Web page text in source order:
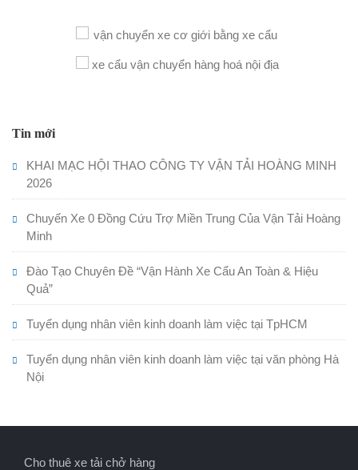
Tin mới
KHAI MẠC HỘI THAO CÔNG TY VẬN TẢI HOÀNG MINH
2026
Chuyến Xe 0 Đồng Cứu Trợ Miền Trung Của Vận Tải Hoàng
Minh
Đào Tạo Chuyên Đề “Vận Hành Xe Cẩu An Toàn & Hiệu
Quả”
Tuyển dụng nhân viên kinh doanh làm việc tại TpHCM
Tuyển dụng nhân viên kinh doanh làm việc tại văn phòng Hà
Nội
Cho thuê xe tải chở hàng